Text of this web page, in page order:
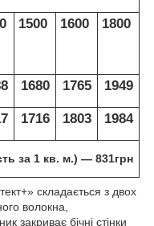
1500 1600 1800
1680 1765 1949
1716 1803 1984
за 1 кв. м.) ― 831грн
складається з двох
волокна,
закриває бічні стінки